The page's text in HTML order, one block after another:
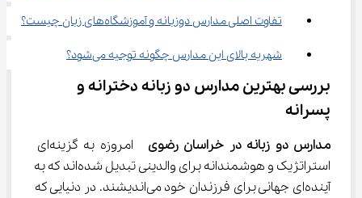
تفاوت اصلی مدارس دوزبانه و آموزشگاه‌های زبان چیست؟
شهریه بالای این مدارس چگونه توجیه می‌شود؟
بررسی بهترین مدارس دو زبانه دخترانه و
پسرانه
مدارس دو زبانه در خراسان رضوی
امروزه به گزینه‌ای
استراتژیک و هوشمندانه برای والدینی تبدیل شده‌اند که به
آینده‌ای جهانی برای فرزندان خود می‌اندیشند. در دنیایی که